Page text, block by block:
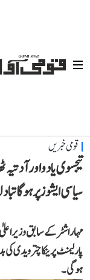
قومی خبریں
تیجسوی یادو اور
سیاسی ایشوز پر ہوگا
مہاراشٹر کے سابق وزیر
پارلیمنٹ پرینکا چترویدی
ہوگی۔